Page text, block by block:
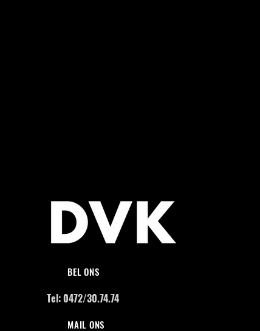
BEL ONS
Tel: 0472/30.74.74
MAIL ONS